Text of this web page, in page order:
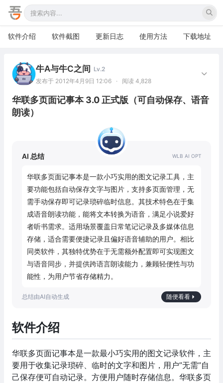
软件介绍 软件截图 更新日志 使用方法 下载地址
牛A与牛C之间 Lv.2
发布于 2012年4月9日 12:06
· 阅读 4,828
华联多页面记事本 3.0 正式版（可自动保存、语音
朗读）
AI 总结
华联多页面记事本是一款小巧实用的图文记录工具，主
要功能包括自动保存文字与图片，支持多页面管理，无
需手动保存即可记录琐碎临时信息。其技术特色在于集
成语音朗读功能，能将文本转换为语音，满足小说爱好
者听书需求。适用场景覆盖日常笔记记录及多媒体信息
存储，适合需要便捷记录且偏好语音辅助的用户。相比
同类软件，其独特优势在于无需额外配置即可实现图文
与语音同步，并提供跨语言朗读能力，兼顾轻便性与功
能性，为用户节省存储精力。
随便看看
软件介绍
华联多页面记事本是一款最小巧实用的图文记录软件，主
要用于收集记录琐碎、临时的文字和图片，用户”无需”自
己保存便可自动记录。方便用户随时存储信息。华联多页